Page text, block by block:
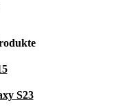
S23